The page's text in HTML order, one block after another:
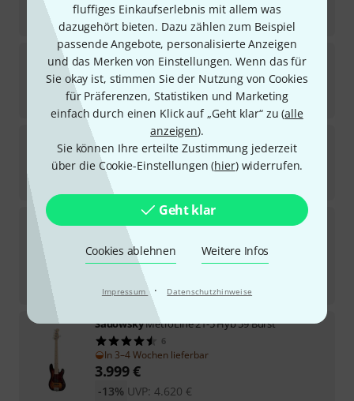
fluffiges Einkaufserlebnis mit allem was
dazugehört bieten. Dazu zählen zum Beispiel
passende Angebote, personalisierte Anzeigen
und das Merken von Einstellungen. Wenn das für
Sie okay ist, stimmen Sie der Nutzung von Cookies
für Präferenzen, Statistiken und Marketing
einfach durch einen Klick auf „Geht klar“ zu (alle
anzeigen).
Sie können Ihre erteilte Zustimmung jederzeit
über die Cookie-Einstellungen (hier) widerrufen.
Geht klar
Cookies ablehnen Weitere Infos
Impressum · Datenschutzhinweise
Sofort lieferbar
1.069 €
Sadowsky MetroExp 21 Hyb PJ 5 Morado CH
Auf Anfrage
1.049€
MetroLine 21 5 Vintage B-Stock
Sofort lieferbar
2.899
MetroExp 21 Hyb PJ 5 R B-Stock
Sofort lieferbar
849€
30-Tage-Bestpreis :899
-6%
SadowskyMetroLine 21-5 Hyb 59 Burst
6
In 3–4 Wochen lieferbar
3.999€
UVP: 4.620 €
-13%